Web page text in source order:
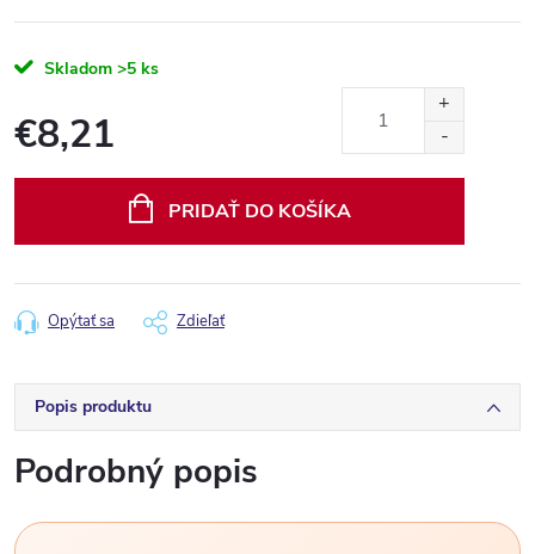
Skladom >5 ks
€8,21
PRIDAŤ DO KOŠÍKA
Opýtať sa Zdieľať
Popis produktu
Podrobný popis